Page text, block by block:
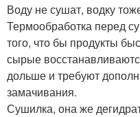
Воду не сушат, водку
Термообработка перед
того, что бы продукты
сырые
дольше и требуют
замачивания.
Сушилка, она же